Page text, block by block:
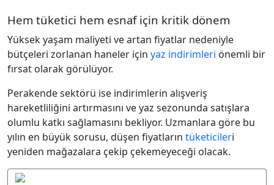
Hem tüketici hem esnaf için kritik dönem
Yüksek yaşam maliyeti ve artan fiyatlar nedeniyle
bütçeleri zorlanan haneler için yaz indirimleri önemli bir
fırsat olarak görülüyor.
Perakende sektörü ise indirimlerin alışveriş
hareketliliğini artırmasını ve yaz sezonunda satışlara
olumlu katkı sağlamasını bekliyor. Uzmanlara göre bu
yılın en büyük sorusu, düşen fiyatların tüketicileri
yeniden mağazalara çekip çekemeyeceği olacak.